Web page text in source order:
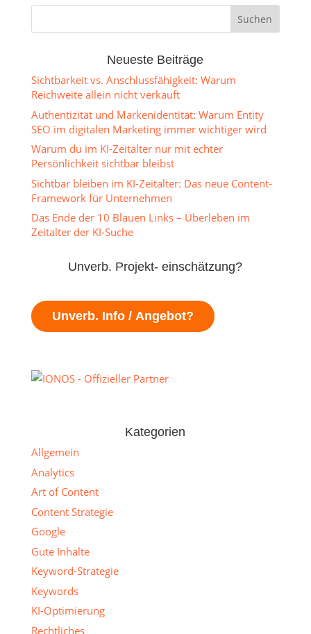
Neueste Beiträge
Sichtbarkeit vs. Anschlussfähigkeit: Warum
Reichweite allein nicht verkauft
Authentizität und Markenidentität: Warum Entity
SEO im digitalen Marketing immer wichtiger wird
Warum du im KI-Zeitalter nur mit echter
Persönlichkeit sichtbar bleibst
Sichtbar bleiben im KI-Zeitalter: Das neue Content-
Framework für Unternehmen
Das Ende der 10 Blauen Links – Überleben im
Zeitalter der KI-Suche
Unverb. Projekt- einschätzung?
Unverb. Info / Angebot?
Kategorien
Allgemein
Analytics
Art of Content
Content Strategie
Google
Gute Inhalte
Keyword-Strategie
Keywords
KI-Optimierung
Rechtliches